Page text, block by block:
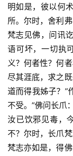
明如是，彼以何
所。尔时，舍利
梵志见佛，问讯
语可坏，一切执
义？何者性？何
尽其涯底，求之
道而得我姊子？”
不受。”佛问长爪
汝已饮邪见毒，
不？尔时，长爪
梵志亦如是，得